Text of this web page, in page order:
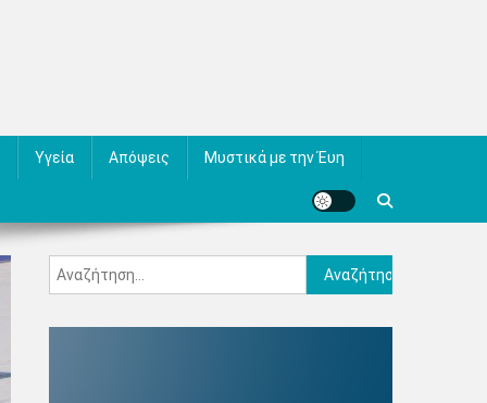
Υγεία Απόψεις Μυστικά με την Έυη
Αναζήτηση
για: